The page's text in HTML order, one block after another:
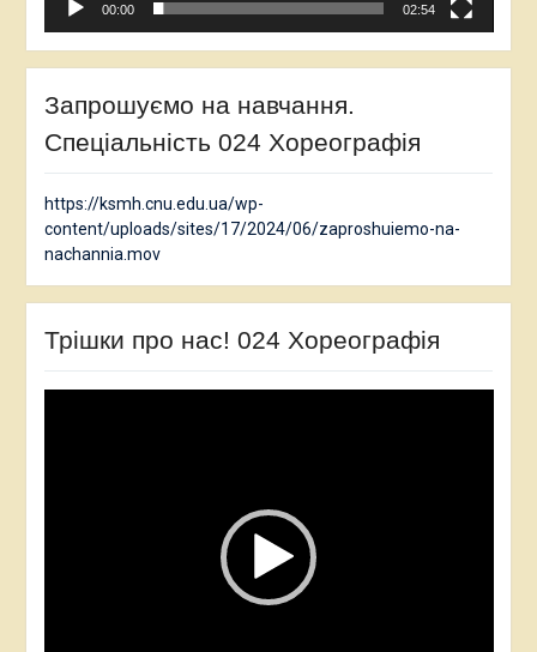
00:00 02:54
Запрошуємо на навчання.
Спеціальність 024 Хореографія
https://ksmh.cnu.edu.ua/wp-
content/uploads/sites/17/2024/06/zaproshuiemo-na-
nachannia.mov
Трішки про нас! 024 Хореографія